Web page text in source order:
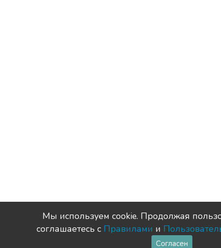
Мы используем сookie. Продолжая
соглашаетесь с Правилами и
Согласен